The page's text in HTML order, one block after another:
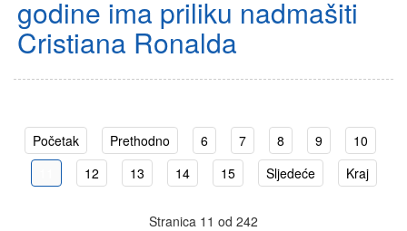
godine ima priliku nadmašiti
Cristiana Ronalda
Početak Prethodno 6 7 8 9
10
12 13 14 15 Sljedeće Kraj
Stranica 11 od 242